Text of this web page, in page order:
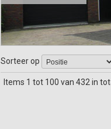
Sorteer op
Items 1 tot 100 van 432 in